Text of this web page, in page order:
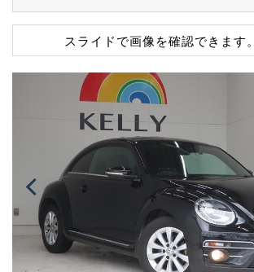
スライドで画像を確認できます。